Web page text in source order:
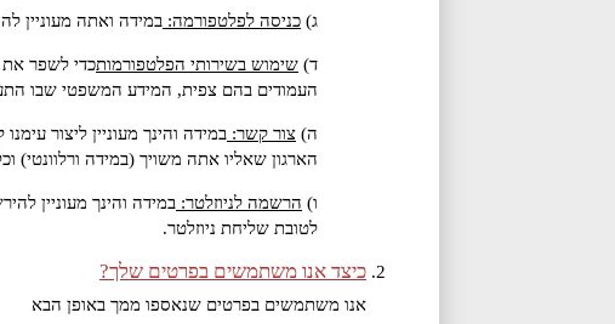
ג) כניסה לפלטפורמה: במידה ואתה מעוניין
ד) שימוש בשירותי הפלטפורמותכדי לשפר
העמודים בהם צפית, המידע המשפטי שבו
ה) צור קשר: במידה והינך מעוניין ליצור
הארגון שאליו אתה משויך (במידה ורלוונטי)
ו) הרשמה לניוזלטר: במידה והינך מעוניין
לטובת שליחת ניוזלטר.
כיצד אנו משתמשים בפרטים שלך?
אנו משתמשים בפרטים שנאספו ממך באופן הבא